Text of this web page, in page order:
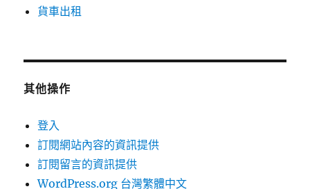
貨車出租
其他操作
登入
訂閱網站內容的資訊提供
訂閱留言的資訊提供
WordPress.org 台灣繁體中文